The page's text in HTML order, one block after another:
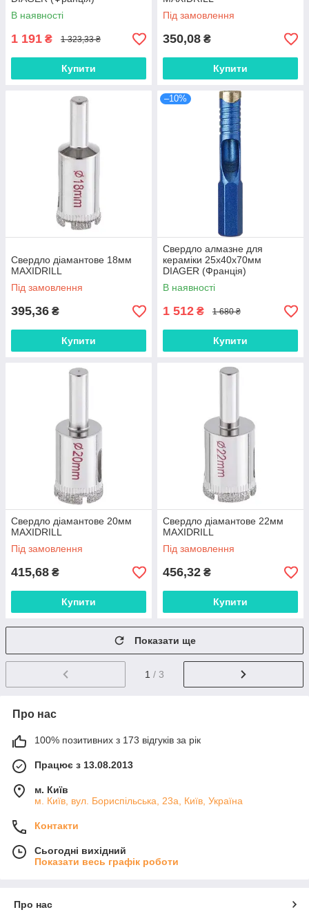
В наявності
1 191 ₴ 1 323,33 ₴
Купити
Під замовлення
350,08 ₴
Купити
Свердло діамантове 18мм
MAXIDRILL
Під замовлення
395,36 ₴
Купити
–10%
Свердло алмазне для
кераміки 25х40х70мм
DIAGER (Франція)
В наявності
1 512 ₴ 1 680 ₴
Купити
Свердло діамантове 20мм
MAXIDRILL
Під замовлення
415,68 ₴
Купити
Свердло діамантове 22мм
MAXIDRILL
Під замовлення
456,32 ₴
Купити
Показати ще
1 / 3
Про нас
100% позитивних з 173 відгуків за рік
Працює з 13.08.2013
м. Київ
м. Київ, вул. Бориспільська, 23а, Київ, Україна
Контакти
Сьогодні вихідний
Показати весь графік роботи
Про нас